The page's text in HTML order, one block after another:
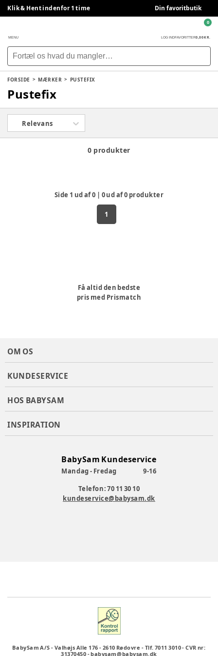
Klik & Hent indenfor 1 time Din favoritbutik
MENU LOG INDFAVORITTER0,00 KR.
0
FORSIDE MÆRKER PUSTEFIX
Pustefix
Relevans
0 produkter
Side 1 ud af0 | 0ud af0 produkter
1
Få altid den bedste
pris med Prismatch
OM OS
KUNDESERVICE
HOS BABYSAM
INSPIRATION
BabySam Kundeservice
Mandag - Fredag
9-16
Telefon: 70 11 30 10
kundeservice@babysam.dk
BabySam A/S - Valhøjs Alle 176 - 2610 Rødovre - Tlf. 7011 3010-CVR nr:
31370450 -babysam@babysam.dk